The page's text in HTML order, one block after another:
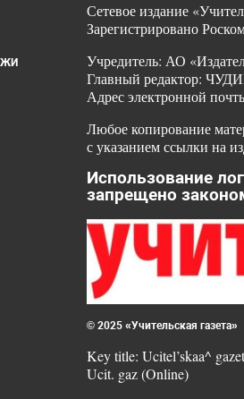
Сетевое издание
Зарегистрировано
Учредитель: АО
Главный редактор:
Адрес электронной
Любое копирование
с указанием ссылки на
Использование
запрещено
© 2025 «Учительская газета»
Key title: Ucitel’skaa^
Ucit. gaz (Online)